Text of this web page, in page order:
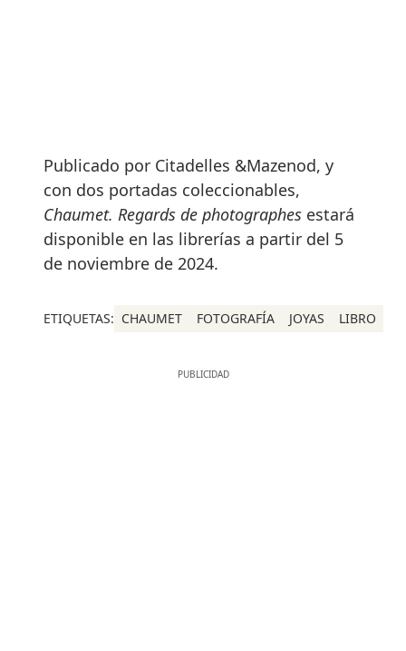
Publicado por Citadelles &Mazenod, y
con dos portadas coleccionables,
Chaumet. Regards de photographes estará
disponible en las librerías a partir del 5
de noviembre de 2024.
ETIQUETAS: CHAUMET FOTOGRAFÍA JOYAS LIBRO